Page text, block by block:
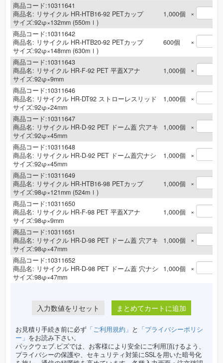
商品コード:10311641
商品名: リサイクル HR-HTB16-92 PETカップ
サイズ:92φ×132mm (550mｌ)
1,000個 ×
商品コード:10311642
商品名: リサイクル HR-HTB20-92 PETカップ
サイズ:92φ×148mm (630mｌ)
600個 ×
商品コード:10311643
商品名: リサイクル HR-F-92 PET 平蓋Xアナ
サイズ:92φ×9mm
1,000個 ×
商品コード:10311646
商品名: リサイクル HR-DT92 ストローレスリッド
サイズ:92φ×24mm
1,000個 ×
商品コード:10311647
商品名: リサイクル HR-D-92 PET ドーム蓋 穴アキ
サイズ:92φ×45mm
1,000個 ×
商品コード:10311648
商品名: リサイクル HR-D-92 PET ドーム蓋穴ナシ
サイズ:92φ×45mm
1,000個 ×
商品コード:10311649
商品名: リサイクル HR-HTB16-98 PETカップ
サイズ:98φ×121mm (524mｌ)
1,000個 ×
商品コード:10311650
商品名: リサイクル HR-F-98 PET 平蓋Xアナ
サイズ:98φ×9mm
1,000個 ×
商品コード:10311651
商品名: リサイクル HR-D-98 PET ドーム蓋 穴アキ
サイズ:98φ×47mm
1,000個 ×
商品コード:10311652
商品名: リサイクル HR-D-98 PET ドーム蓋 穴ナシ
サイズ:98φ×47mm
1,000個 ×
まとめてカートに追加
お見積り手続き前に必ず 「ご利用規約」 と 「プライバシーポリシ
ー」 をお読み下さい。
パックウェブ.ビズでは、お客様により安全にご利用頂けるよう、
プライバシーの保護や、セキュリティ対策にSSLを用いた暗号化